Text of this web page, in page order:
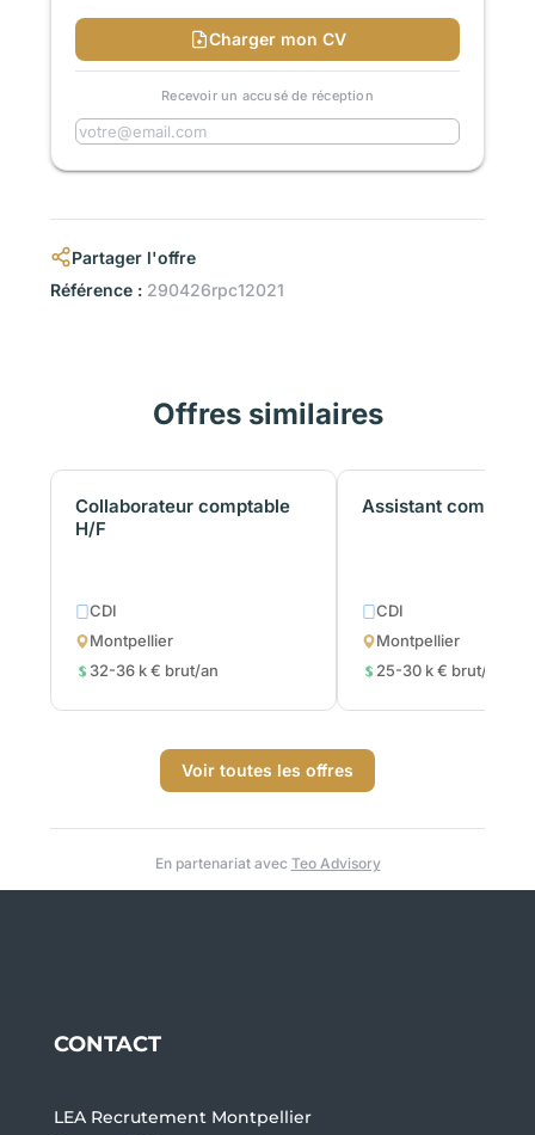
Charger mon CV
Recevoir un accusé de réception
Partager l'offre
Référence : 290426rpc12021
Offres similaires
Collaborateur comptable
H/F
CDI
Montpellier
32-36 k € brut/an
Assistant
CDI
Montpellier
25-30 k € brut/an
Voir toutes les offres
En partenariat avec Teo Advisory
CONTACT
LEA Recrutement Montpellier